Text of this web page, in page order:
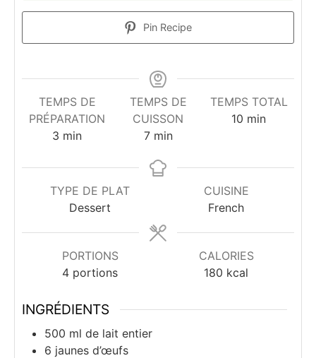
Pin Recipe
TEMPS DE
PRÉPARATION
3 minutes
min
TEMPS DE
CUISSON
7minutes
min
TEMPS TOTAL
10 minutes
min
TYPE DE PLAT
Dessert
CUISINE
French
PORTIONS
4 portions
CALORIES
180 kcal
INGRÉDIENTS
500 ml de lait entier
6 jaunes d’œufs